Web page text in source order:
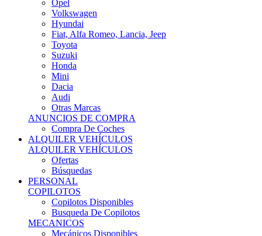
Hyundai
Fiat, Alfa Romeo, Lancia, Jeep
Toyota
Suzuki
Honda
Mini
Dacia
Audi
Otras Marcas
ANUNCIOS DE COMPRA
Compra De Coches
ALQUILER VEHÍCULOS
ALQUILER VEHÍCULOS
Ofertas
Búsquedas
PERSONAL
COPILOTOS
Copilotos Disponibles
Busqueda De Copilotos
MECANICOS
Mecánicos Disponibles
Búsqueda De Mecánicos